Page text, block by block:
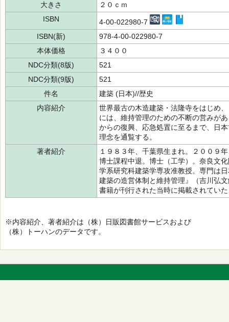
大きさ
２０ｃｍ
ISBN
4-00-022980-7
ISBN(新)
978-4-00-022980-7
本体価格
３４００
NDC分類(8版)
521
NDC分類(9版)
521
件名
建築 (日本)//歴史
内容紹介
世界最古の木造建築・法隆寺をはじめ
には、維持管理のための不断の営みが
からの復興、応急処置に至るまで、日
理念を通覧する。
著者紹介
１９８３年、千葉県生まれ。２００９
博士課程中退。博士（工学）。奈良文
学系研究科建築学専攻准教授。専門は
建築の造営体制と維持管理』（吉川弘
書籍が刊行された当時に掲載されてい
※内容紹介、著者紹介は（株）日販図書館サービスおよび
（株）トーハンのデータです。